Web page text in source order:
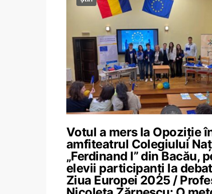
Votul a mers la Opoziție
amfiteatrul Colegiului
„Ferdinand I” din Bacău,
elevii participanți la
Ziua Europei 2025 /